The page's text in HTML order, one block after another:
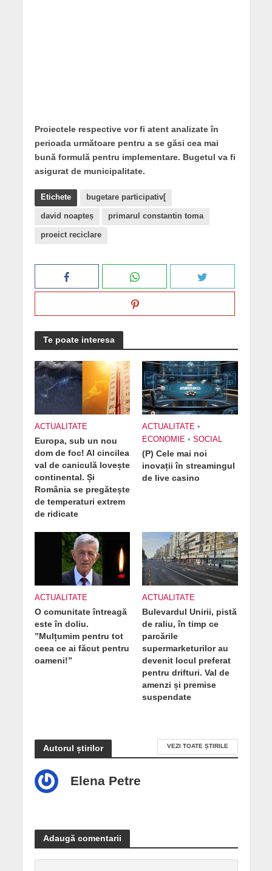
Proiectele respective vor fi atent analizate în
perioada următoare pentru a se găsi cea mai
bună formulă pentru implementare. Bugetul va fi
asigurat de municipalitate.
Etichete bugetare participativ[
david noapteș primarul constantin toma
proeict reciclare
Te poate interesa
ACTUALITATE
Europa, sub un nou
dom de foc! Al cincilea
val de caniculă lovește
continental. Și
România se pregătește
de temperaturi extrem
de ridicate
ACTUALITATE •
ECONOMIE • SOCIAL
(P) Cele mai noi
inovații în streamingul
de live casino
ACTUALITATE
O comunitate întreagă
este în doliu.
”Mulțumim pentru tot
ceea ce ai făcut pentru
oameni!”
ACTUALITATE
Bulevardul Unirii, pistă
de raliu, în timp ce
parcările
supermarketurilor au
devenit locul preferat
pentru drifturi. Val de
amenzi și premise
suspendate
Autorul știrilor VEZI TOATE ȘTIRILE
Elena Petre
Adaugă comentarii